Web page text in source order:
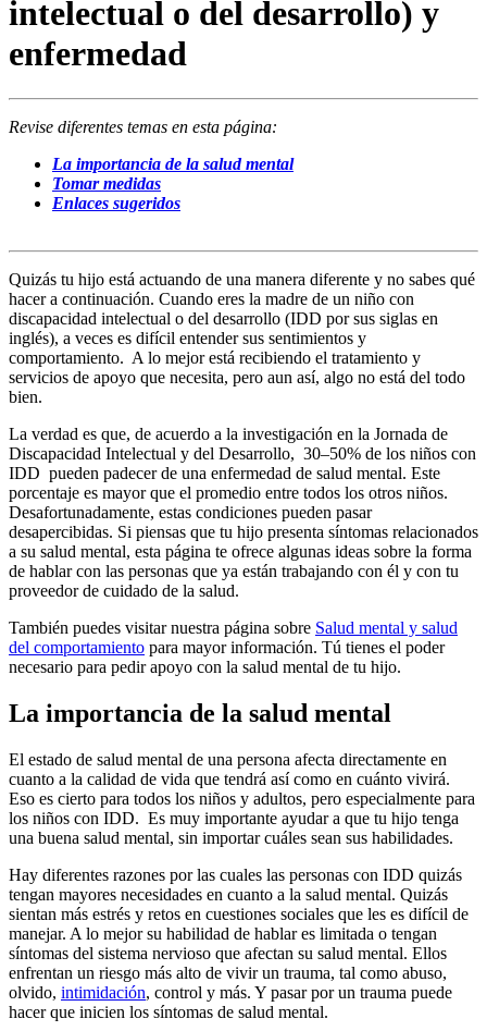
intelectual o del desarrollo) y
enfermedad
Revise diferentes temas en esta página:
La importancia de la salud mental
Tomar medidas
Enlaces sugeridos
Quizás tu hijo está actuando de una manera diferente y no sabes qué
hacer a continuación. Cuando eres la madre de un niño con
discapacidad intelectual o del desarrollo (IDD por sus siglas en
inglés), a veces es difícil entender sus sentimientos y
comportamiento. A lo mejor está recibiendo el tratamiento y
servicios de apoyo que necesita, pero aun así, algo no está del todo
bien.
La verdad es que, de acuerdo a la investigación en la Jornada de
Discapacidad Intelectual y del Desarrollo, 30–50% de los niños con
IDD pueden padecer de una enfermedad de salud mental. Este
porcentaje es mayor que el promedio entre todos los otros niños.
Desafortunadamente, estas condiciones pueden pasar
desapercibidas. Si piensas que tu hijo presenta síntomas relacionados
a su salud mental, esta página te ofrece algunas ideas sobre la forma
de hablar con las personas que ya están trabajando con él y con tu
proveedor de cuidado de la salud.
También puedes visitar nuestra página sobre Salud mental y salud
del comportamiento para mayor información. Tú tienes el poder
necesario para pedir apoyo con la salud mental de tu hijo.
La importancia de la salud mental
El estado de salud mental de una persona afecta directamente en
cuanto a la calidad de vida que tendrá así como en cuánto vivirá.
Eso es cierto para todos los niños y adultos, pero especialmente para
los niños con IDD. Es muy importante ayudar a que tu hijo tenga
una buena salud mental, sin importar cuáles sean sus habilidades.
Hay diferentes razones por las cuales las personas con IDD quizás
tengan mayores necesidades en cuanto a la salud mental. Quizás
sientan más estrés y retos en cuestiones sociales que les es difícil de
manejar. A lo mejor su habilidad de hablar es limitada o tengan
síntomas del sistema nervioso que afectan su salud mental. Ellos
enfrentan un riesgo más alto de vivir un trauma, tal como abuso,
olvido, intimidación, control y más. Y pasar por un trauma puede
hacer que inicien los síntomas de salud mental.